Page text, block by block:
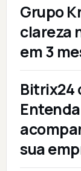
Grupo
clareza
em 3
Bitrix24
sua